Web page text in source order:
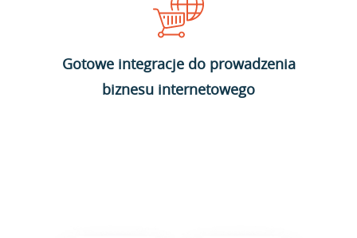
Gotowe integracje do prowadzenia
biznesu internetowego